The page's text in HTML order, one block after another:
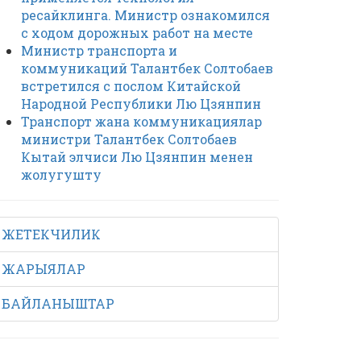
ресайклинга. Министр ознакомился
с ходом дорожных работ на месте
Министр транспорта и
коммуникаций Талантбек Солтобаев
встретился с послом Китайской
Народной Республики Лю Цзянпин
Транспорт жана коммуникациялар
министри Талантбек Солтобаев
Кытай элчиси Лю Цзянпин менен
жолугушту
ЖЕТЕКЧИЛИК
ЖАРЫЯЛАР
БАЙЛАНЫШТАР